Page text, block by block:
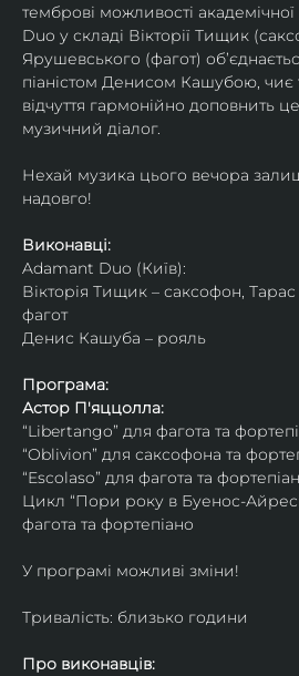
темброві можливості
Duo у складі Вікторії Тищик
Ярушевського (фагот)
піаністом Денисом Кашубою, чиє
відчуття гармонійно доповнить
музичний діалог.
Нехай музика цього вечора
надовго!
Виконавці:
Adamant Duo (Київ):
Вікторія Тищик – саксофон,
фагот
Денис Кашуба – рояль
Програма:
Астор П'яццолла:
“Libertango” для фагота та
“Oblivion” для саксофона та
“Escolaso” для фагота та
Цикл “Пори року в Буенос-
фагота та фортепіано
У програмі можливі зміни!
Тривалість: близько години
Про виконавців: